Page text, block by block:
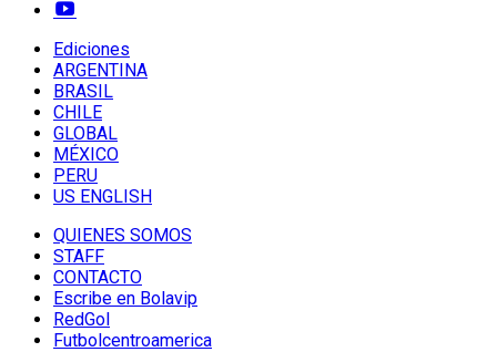
Ediciones
ARGENTINA
BRASIL
CHILE
GLOBAL
MÉXICO
PERU
US ENGLISH
QUIENES SOMOS
STAFF
CONTACTO
Escribe en Bolavip
RedGol
Futbolcentroamerica